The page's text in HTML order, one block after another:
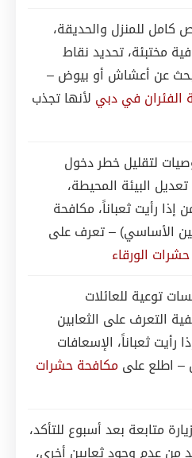
كامل للمنزل والحديقة،
مختبئة، تحديد نقاط
عن أعشاش أو بيوض –
الفئران في دبي لأنها تجذب
لتقليل خطر دخول
البيئة المحيطة،
إذا رأيت ثعباناً، مكافحة
الأساسي) – تعرف على
الورقاء
توعية للعائلات
التعرف على الثعابين
رأيت ثعباناً، الإسعافات
– اطلع علىمكافحة حشرات
زيارة متابعة بعد أسبوع للتأكد،
من عدم وجود ثعابين أخرى،